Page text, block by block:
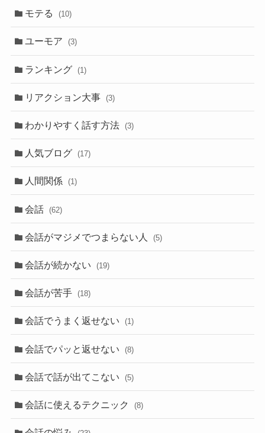
モテる (10)
ユーモア (3)
ランキング (1)
リアクション大事 (3)
わかりやすく話す方法 (3)
人気ブログ (17)
人間関係 (1)
会話 (62)
会話がマジメでつまらない人 (5)
会話が続かない (19)
会話が苦手 (18)
会話でうまく返せない (1)
会話でパッと返せない (8)
会話で話が出てこない (5)
会話に使えるテクニック (8)